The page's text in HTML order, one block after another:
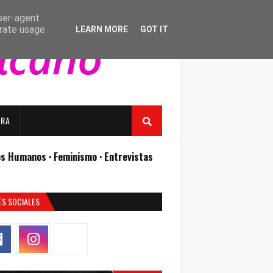
Humanos · Feminismo · Entrevistas
SOCIALES
agent
usage
LEARN MORE GOT IT